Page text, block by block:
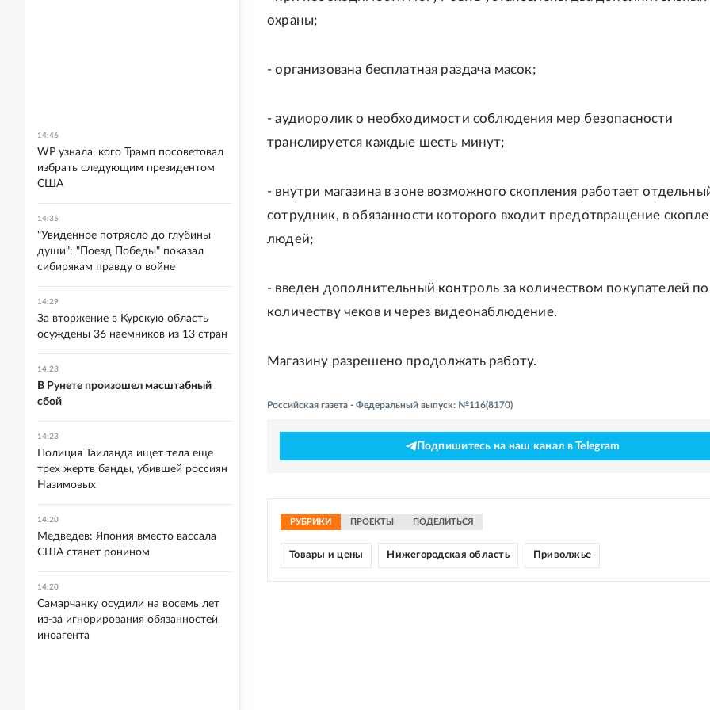
охраны;
- организована бесплатная раздача масок;
- аудиоролик о необходимости соблюдения мер безопасности
транслируется каждые шесть минут;
- внутри магазина в зоне возможного скопления работает
сотрудник, в обязанности которого входит предотвращение
людей;
- введен дополнительный контроль за количеством покупателей по
количеству чеков и через видеонаблюдение.
Магазину разрешено продолжать работу.
Российская газета - Федеральный выпуск: №116(8170)
Подпишитесь на наш канал в Telegram
РУБРИКИ ПРОЕКТЫ ПОДЕЛИТЬСЯ
Товары и цены Нижегородская область Приволжье
14:46
WP узнала, кого Трамп посоветовал
избрать следующим президентом
США
14:35
"Увиденное потрясло до глубины
души": "Поезд Победы" показал
сибирякам правду о войне
14:29
За вторжение в Курскую область
осуждены 36 наемников из 13 стран
14:23
В Рунете произошел масштабный
сбой
14:23
Полиция Таиланда ищет тела еще
трех жертв банды, убившей россиян
Назимовых
14:20
Медведев: Япония вместо вассала
США станет ронином
14:20
Самарчанку осудили на восемь лет
из-за игнорирования обязанностей
иноагента